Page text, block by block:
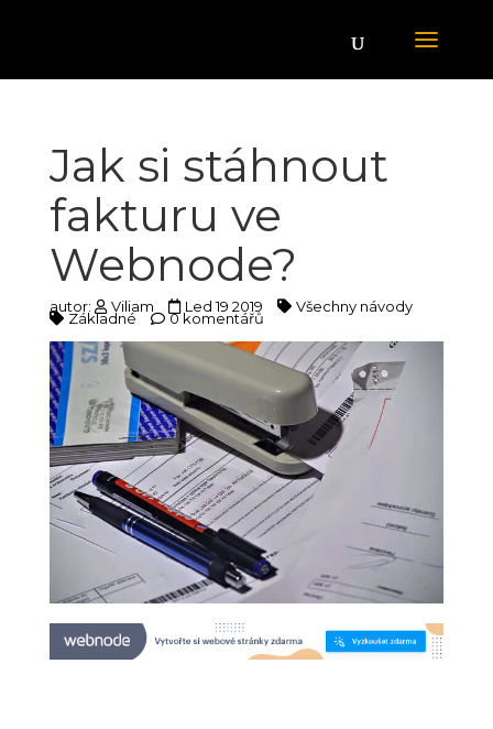
Jak si stáhnout
fakturu ve
Webnode?
autor: Viliam Led 19 2019 Všechny návody
Základné 0 komentářů